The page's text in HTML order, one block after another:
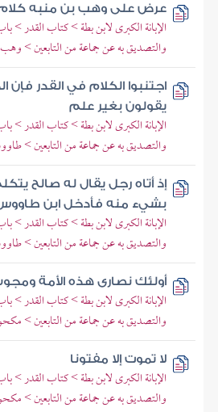
عرض على وهب بن منبه
الإبانة الكبرى لابن بطة > كتاب القدر >
والتصديق به عن جماعة من التابعين >
اجتنبوا الكلام في القدر فإن
يقولون بغير علم
الإبانة الكبرى لابن بطة > كتاب القدر >
والتصديق به عن جماعة من التابعين >
إذ أتاه رجل يقال له صالح
بشيء منه فأدخل ابن
الإبانة الكبرى لابن بطة > كتاب القدر >
والتصديق به عن جماعة من التابعين >
أولئك نصارى هذه الأمة
الإبانة الكبرى لابن بطة > كتاب القدر >
والتصديق به عن جماعة من التابعين >
لا تموت إلا مفتونا
الإبانة الكبرى لابن بطة > كتاب القدر >
والتصديق به عن جماعة من التابعين >